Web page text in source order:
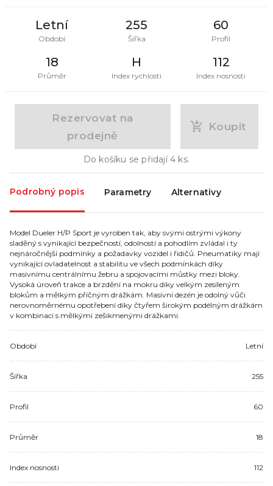
Letní
Období
255
Šířka
60
Profil
18
Průměr
H
Index rychlosti
112
Index nosnosti
Rezervovat na
prodejně
Koupit
Do košíku se přidají4 ks.
Podrobný popis Parametry Alternativy
Model Dueler H/P Sport je vyroben tak, aby svými ostrými výkony
sladěný s vynikající bezpečností, odolností a pohodlím zvládal i ty
nejnáročnější podmínky a požadavky vozidel i řidičů. Pneumatiky mají
vynikající ovladatelnost a stabilitu ve všech podmínkách díky
masivnímu centrálnímu žebru a spojovacími můstky mezi bloky.
Vysoká úroveň trakce a brzdění na mokru díky velkým zesíleným
blokům a mělkým příčným drážkám. Masivní dezén je odolný vůči
nerovnoměrnému opotřebení díky čtyřem širokým podélným drážkám
v kombinaci s mělkými zešikmenými drážkami.
Období Letní
Šířka 255
Profil 60
Průměr 18
Index nosnosti 112